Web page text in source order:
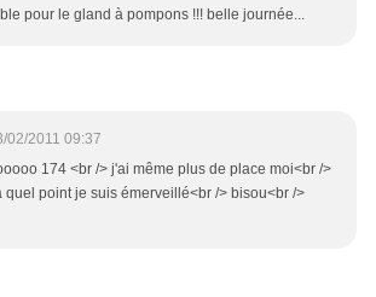
pour le gland à pompons !!! belle journée...
02/2011 09:37
174 <br /> j'ai même plus de place moi<br />
quel point je suis émerveillé<br /> bisou<br />